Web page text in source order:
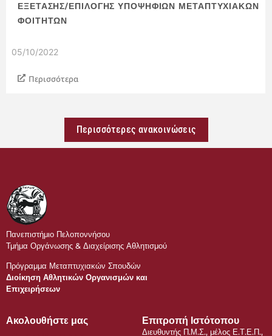
ΕΞΕΤΑΣΗΣ/ΕΠΙΛΟΓΗΣ ΥΠΟΨΗΦΙΩΝ ΜΕΤΑΠΤΥΧΙΑΚΩΝ
ΦΟΙΤΗΤΩΝ
05/10/2022
Περισσότερα
Περισσότερες ανακοινώσεις
Πανεπιστήμιο Πελοποννήσου
Τμήμα Οργάνωσης & Διαχείρισης Αθλητισμού
Πρόγραμμα Μεταπτυχιακών Σπουδών
Διοίκηση Αθλητικών Οργανισμών και
Επιχειρήσεων
Ακολουθήστε μας Επιτροπή Ιστότοπου
Διευθυντής Π.Μ.Σ., μέλος Ε.Τ.Ε.Π.,